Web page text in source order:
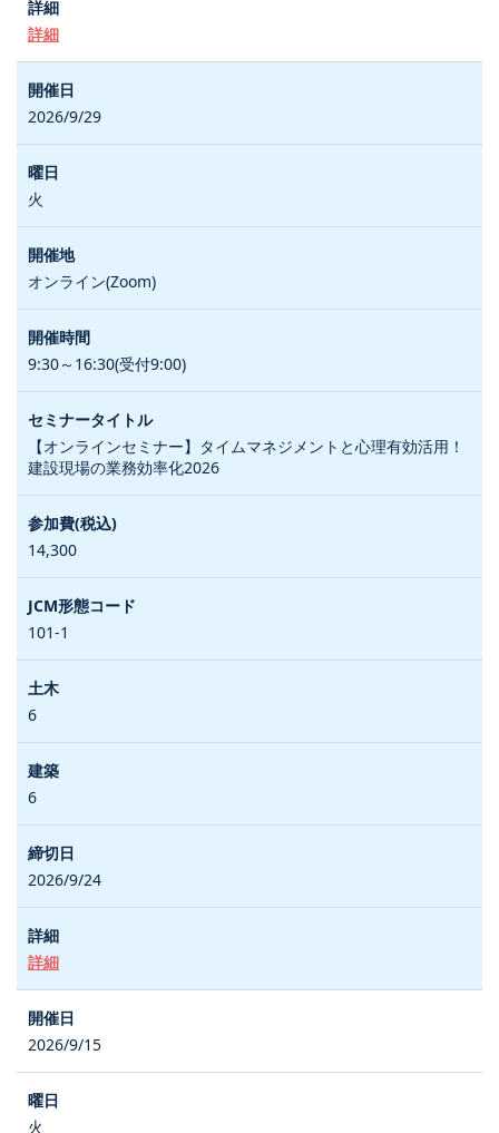
詳細
2026/9/29
火
オンライン(Zoom)
9:30～16:30(受付9:00)
【オンラインセミナー】タイムマネジメントと心理有効活用！
建設現場の業務効率化2026
14,300
101-1
6
6
2026/9/24
詳細
2026/9/15
火